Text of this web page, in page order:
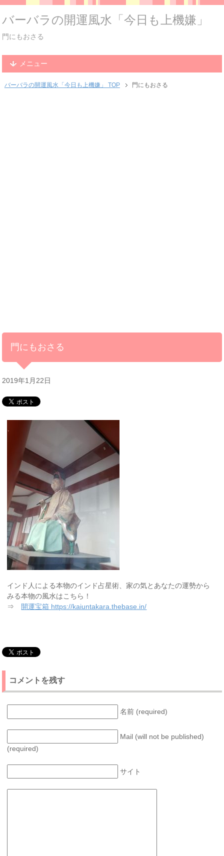
バーバラの開運風水「今日も上機嫌」
門にもおさる
メニュー
バーバラの開運風水「今日も上機嫌」 TOP 門にもおさる
門にもおさる
2019年1月22日
インド人による本物のインド占星術、家の気とあなたの運勢から
みる本物の風水はこちら！
⇒ 開運宝箱 https://kaiuntakara.thebase.in/
コメントを残す
名前 (required)
Mail (will not be published)
(required)
サイト